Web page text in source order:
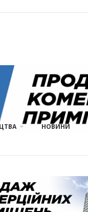
НОВИНИ